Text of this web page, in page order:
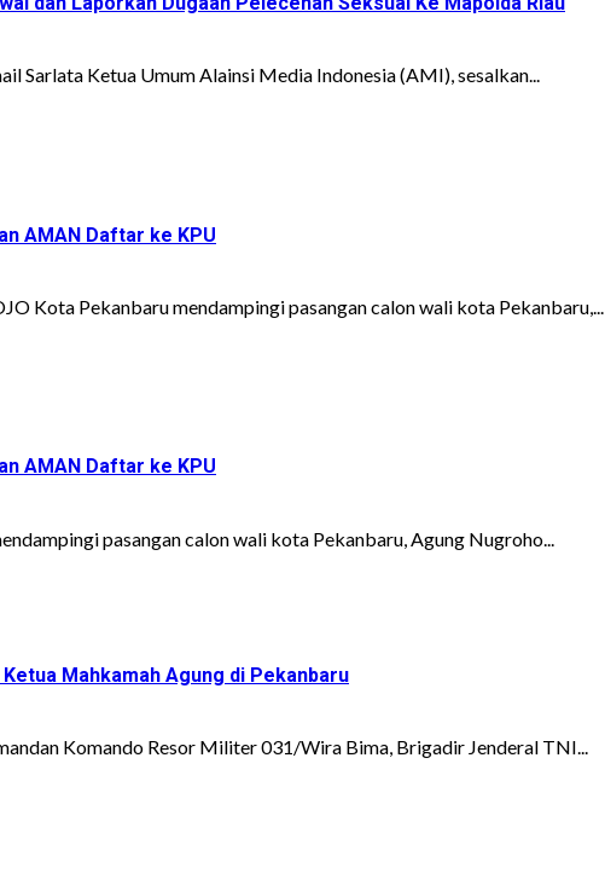
Sarlata Ketua Umum Alainsi Media Indonesia (AMI), sesalkan...
AMAN Daftar ke KPU
Kota Pekanbaru mendampingi pasangan calon wali kota Pekanbaru,...
AMAN Daftar ke KPU
pasangan calon wali kota Pekanbaru, Agung Nugroho...
Mahkamah Agung di Pekanbaru
Komando Resor Militer 031/Wira Bima, Brigadir Jenderal TNI...